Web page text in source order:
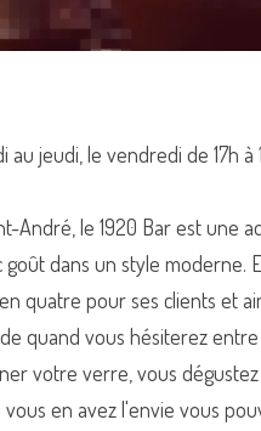
jeudi, le vendredi de 17h à
André, le 1920 Bar est une
dans un style moderne.
quatre pour ses clients et
quand vous hésiterez
votre verre, vous
en avez l'envie vous